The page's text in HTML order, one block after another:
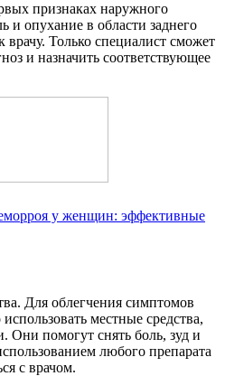
признаках наружного
и опухание в области заднего
врачу. Только специалист сможет
и назначить соответствующее
у женщин: эффективные
Для облегчения симптомов
местные средства,
Они помогут снять боль, зуд и
любого препарата
с врачом.